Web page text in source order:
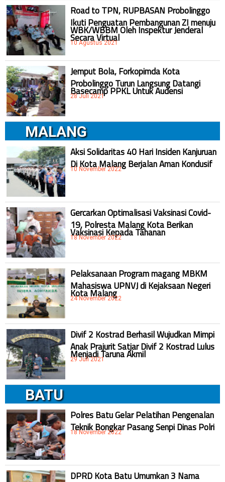
Road to TPN, RUPBASAN Probolinggo
Ikuti Penguatan Pembangunan ZI menuju
WBK/WBBM Oleh Inspektur Jenderal
Secara Virtual
10 Agustus 2021
Jemput Bola, Forkopimda Kota
Probolinggo Turun Langsung Datangi
Basecamp PPKL Untuk Audensi
28 Juli 2021
MALANG
Aksi Solidaritas 40 Hari Insiden Kanjuruan
Di Kota Malang Berjalan Aman Kondusif
10 November 2022
Gercarkan Optimalisasi Vaksinasi Covid-
19, Polresta Malang Kota Berikan
Vaksinasi Kepada Tahanan
18 November 2022
Pelaksanaan Program magang MBKM
Mahasiswa UPNVJ di Kejaksaan Negeri
Kota Malang
24 November 2022
Divif 2 Kostrad Berhasil Wujudkan Mimpi
Anak Prajurit Satjar Divif 2 Kostrad Lulus
Menjadi Taruna Akmil
29 Juli 2021
BATU
Polres Batu Gelar Pelatihan Pengenalan
Teknik Bongkar Pasang Senpi Dinas Polri
18 November 2022
DPRD Kota Batu Umumkan 3 Nama